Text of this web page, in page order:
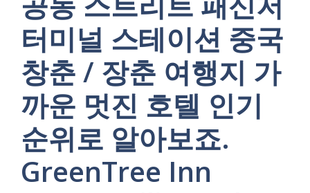
터미널 스테이션 중국
창춘 / 장춘 여행지 가
까운 멋진 호텔 인기
순위로 알아보죠.
GreenTree Inn